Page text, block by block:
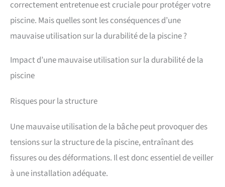
correctement entretenue est cruciale pour protéger votre
piscine. Mais quelles sont les conséquences d’une
mauvaise utilisation sur la durabilité de la piscine ?
Impact d’une mauvaise utilisation sur la durabilité de la
piscine
Risques pour la structure
Une mauvaise utilisation de la bâche peut provoquer des
tensions sur la structure de la piscine, entraînant des
fissures ou des déformations. Il est donc essentiel de veiller
à une installation adéquate.